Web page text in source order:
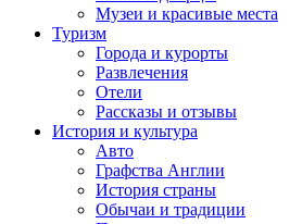
Музеи и красивые места
Туризм
Города и курорты
Развлечения
Отели
Рассказы и отзывы
История и культура
Авто
Графства Англии
История страны
Обычаи и традиции